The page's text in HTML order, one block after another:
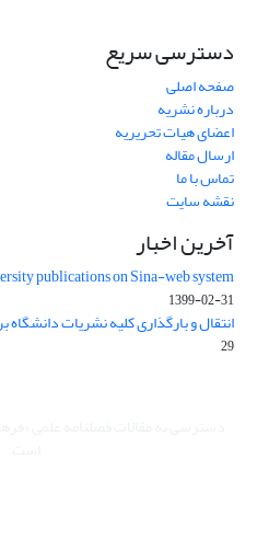
دسترسی سریع
صفحه اصلی
درباره نشریه
اعضای هیات تحریریه
ارسال مقاله
تماس با ما
نقشه سایت
آخرین اخبار
publications on Sina-web system
1399-02-31
انتقال و بارگذاری کلیه نشریات
29